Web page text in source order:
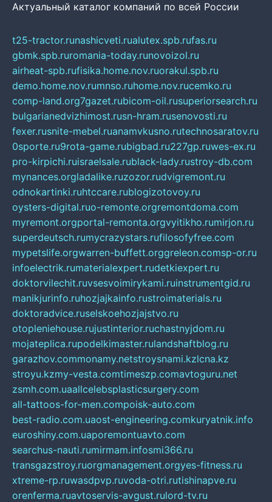
Актуальный каталог компаний по всей России
t25-tractor.runashicveti.rualutex.spb.rufas.ru
gbmk.spb.ruromania-today.runovoizol.ru
airheat-spb.rufisika.home.nov.ruorakul.spb.ru
demo.home.nov.rumnso.ruhome.nov.rucemko.ru
comp-land.org7gazet.rubicom-oil.rusuperiorsearch.ru
bulgarianedvizhimost.rusn-hram.rusenovosti.ru
fexer.rusnite-mebel.ruanamvkusno.rutechnosaratov.ru
0sporte.ru9rota-game.rubigbad.ru227gp.ruwes-ex.ru
pro-kirpichi.ruisraelsale.rublack-lady.rustroy-db.com
mynances.orgladalike.ruzozor.rudvigremont.ru
odnokartinki.ruhtccare.rublogizotovoy.ru
oysters-digital.ruo-remonte.orgremontdoma.com
myremont.orgportal-remonta.orgvyitikho.rumirjon.ru
superdeutsch.rumycrazystars.rufilosofyfree.com
mypetslife.orgwarren-buffett.orggreleon.comsp-or.ru
infoelectrik.rumaterialexpert.rudetkiexpert.ru
doktorvilechit.ruvsesvoimirykami.ruinstrumentgid.ru
manikjurinfo.ruhozjajkainfo.rustroimaterials.ru
doktoradvice.ruselskoehozjajstvo.ru
otopleniehouse.rujustinterior.ruchastnyjdom.ru
mojateplica.rupodelkimaster.rulandshaftblog.ru
garazhov.commonamy.netstroysnami.kzlcna.kz
stroyu.kzmy-vesta.comtimeszp.comavtoguru.net
zsmh.com.uaallcelebsplasticsurgery.com
all-tattoos-for-men.compoisk-auto.com
best-radio.com.uaost-engineering.comkuryatnik.info
euroshiny.com.uaporemontuavto.com
searchus-nauti.rumirmam.infosmi366.ru
transgazstroy.ruorgmanagement.orgyes-fitness.ru
xtreme-rp.ruwasdpvp.ruvoda-otri.rutishinapve.ru
orenferma.ruavtoservis-avgust.rulord-tv.ru